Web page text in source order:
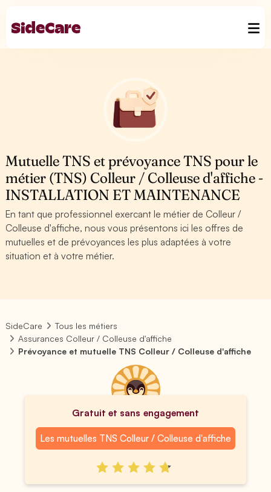
Mutuelle TNS et prévoyance TNS pour le
métier (TNS) Colleur / Colleuse d'affiche -
INSTALLATION ET MAINTENANCE
En tant que professionnel exercant le métier de Colleur /
Colleuse d'affiche, nous vous présentons ici les offres de
mutuelles et de prévoyances les plus adaptées à votre
situation et à votre métier.
SideCare
Tous les métiers
Assurances Colleur / Colleuse d'affiche
Prévoyance et mutuelle TNS Colleur / Colleuse d'affiche
Gratuit et sans engagement
Les mutuelles TNS Colleur / Colleuse d'affiche